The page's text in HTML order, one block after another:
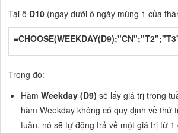
Tại ô D10 (ngay dưới ô ngày mùng 1 của
Trong đó:
HàmWeekday (D9)sẽ lấy giá trị trong
hàm Weekday không có quy định về thứ
tuần, nó sẽ tự động trả về một giá trị từ 1